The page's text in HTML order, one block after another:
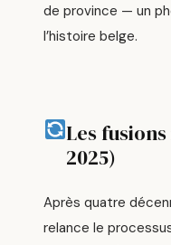
de province — un
l’histoire belge.
Les
2025)
Après quatre
relance le